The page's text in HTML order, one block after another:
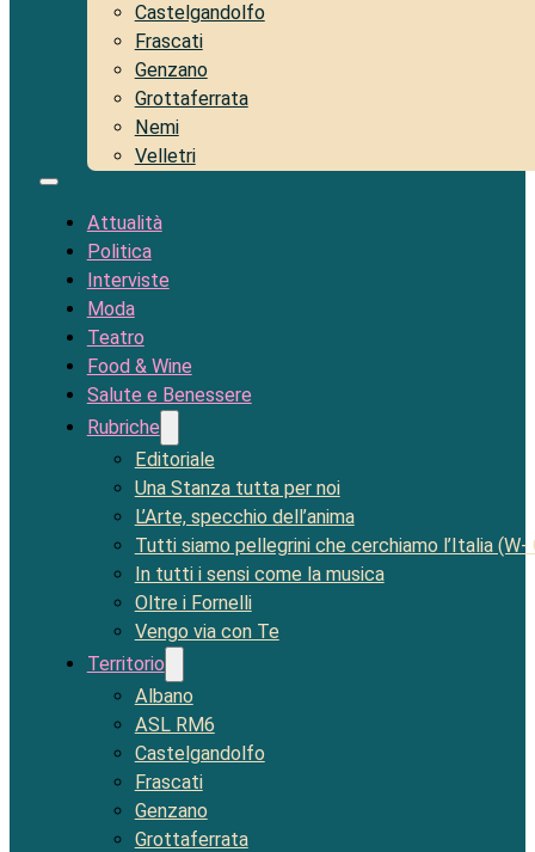
Castelgandolfo
Frascati
Genzano
Grottaferrata
Nemi
Velletri
Attualità
Politica
Interviste
Moda
Teatro
Food & Wine
Salute e Benessere
Rubriche
Editoriale
Una Stanza tutta per noi
L’Arte, specchio dell’anima
Tutti siamo pellegrini che cerchiamo l’Italia (W-
In tutti i sensi come la musica
Oltre i Fornelli
Vengo via con Te
Territorio
Albano
ASL RM6
Castelgandolfo
Frascati
Genzano
Grottaferrata